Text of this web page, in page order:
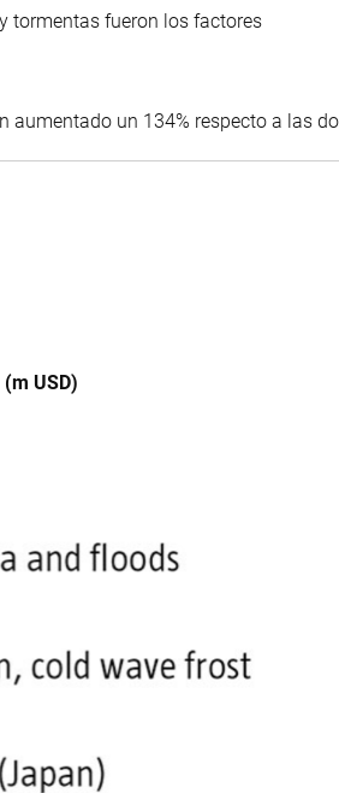
tormentas fueron los factores
un 134% respecto a las
USD)